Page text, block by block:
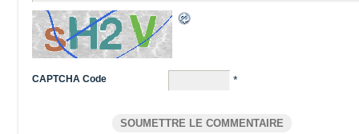
CAPTCHA Code *